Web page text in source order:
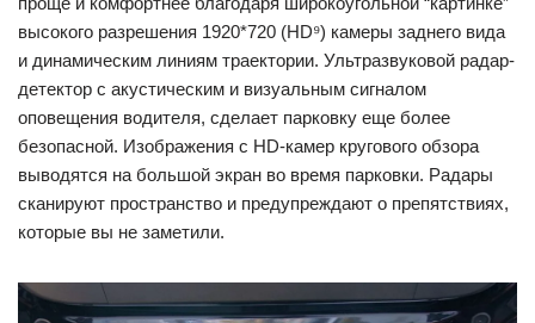
высокого разрешения 1920*720 (HD⁹) камеры заднего вида
и динамическим линиям траектории. Ультразвуковой радар-
детектор с акустическим и визуальным сигналом
оповещения водителя, сделает парковку еще более
безопасной. Изображения с HD-камер кругового обзора
выводятся на большой экран во время парковки. Радары
сканируют пространство и предупреждают о препятствиях,
которые вы не заметили.